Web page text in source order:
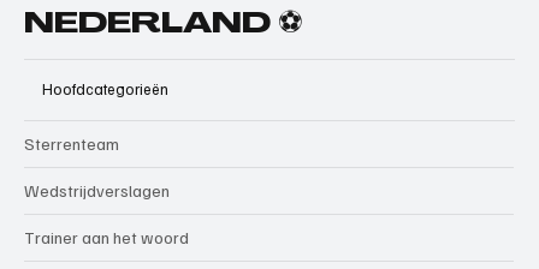
NEDERLAND ⚽
Hoofdcategorieën
Sterrenteam
Wedstrijdverslagen
Trainer aan het woord